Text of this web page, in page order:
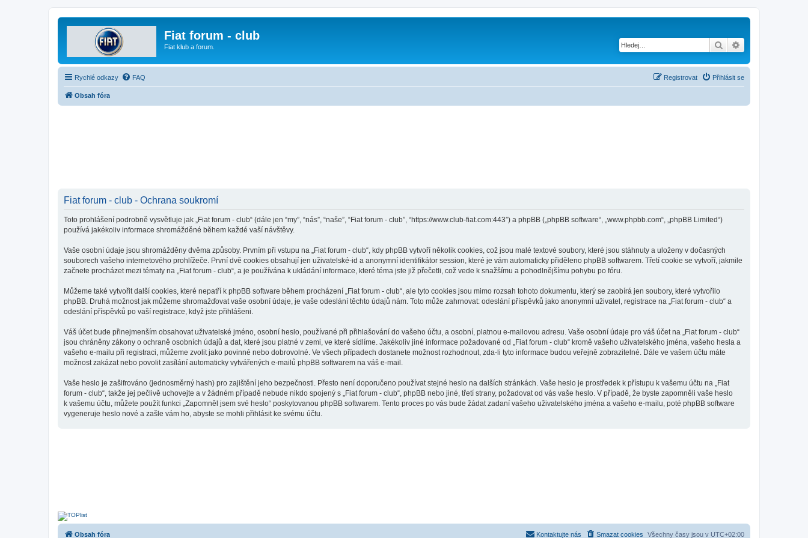
Fiat forum - club
Fiat klub a forum. Hledat
Rychlé odkazy FAQ Přihlásit se
Registrovat
Obsah fóra
Fiat forum - club - Ochrana soukromí
Toto prohlášení podrobně vysvětluje jak „Fiat forum - club“ (dále jen “my”, “nás”, “naše”, “Fiat forum - club”, “https://www.club-fiat.com:443”) a phpBB („phpBB software“, „www.phpbb.com“, „phpBB Limited“)
používá jakékoliv informace shromážděné během každé vaší návštěvy.
Vaše osobní údaje jsou shromážděny dvěma způsoby. Prvním při vstupu na „Fiat forum - club“, kdy phpBB vytvoří několik cookies, což jsou malé textové soubory, které jsou stáhnuty a uloženy v dočasných
souborech vašeho internetového prohlížeče. První dvě cookies obsahují jen uživatelské-id a anonymní identifikátor session, které je vám automaticky přiděleno phpBB softwarem. Třetí cookie se vytvoří, jakmile
začnete procházet mezi tématy na „Fiat forum - club“, a je používána k ukládání informace, které téma jste již přečetli, což vede k snažšímu a pohodlnějšímu pohybu po fóru.
Můžeme také vytvořit další cookies, které nepatří k phpBB software během procházení „Fiat forum - club“, ale tyto cookies jsou mimo rozsah tohoto dokumentu, který se zaobírá jen soubory, které vytvořilo
phpBB. Druhá možnost jak můžeme shromažďovat vaše osobní údaje, je vaše odeslání těchto údajů nám. Toto může zahrnovat: odeslání příspěvků jako anonymní uživatel, registrace na „Fiat forum - club“ a
odeslání příspěvků po vaší registrace, když jste přihlášeni.
Váš účet bude přinejmenším obsahovat uživatelské jméno, osobní heslo, používané při přihlašování do vašeho účtu, a osobní, platnou e-mailovou adresu. Vaše osobní údaje pro váš účet na „Fiat forum - club“
jsou chráněny zákony o ochraně osobních údajů a dat, které jsou platné v zemi, ve které sídlíme. Jakékoliv jiné informace požadované od „Fiat forum - club“ kromě vašeho uživatelského jména, vašeho hesla a
vašeho e-mailu při registraci, můžeme zvolit jako povinné nebo dobrovolné. Ve všech případech dostanete možnost rozhodnout, zda-li tyto informace budou veřejně zobrazitelné. Dále ve vašem účtu máte
možnost zakázat nebo povolit zasílání automaticky vytvářených e-mailů phpBB softwarem na váš e-mail.
Vaše heslo je zašifrováno (jednosměrný hash) pro zajištění jeho bezpečnosti. Přesto není doporučeno používat stejné heslo na dalších stránkách. Vaše heslo je prostředek k přístupu k vašemu účtu na „Fiat
forum - club“, takže jej pečlivě uchovejte a v žádném případě nebude nikdo spojený s „Fiat forum - club“, phpBB nebo jiné, třetí strany, požadovat od vás vaše heslo. V případě, že byste zapomněli vaše heslo
k vašemu účtu, můžete použít funkci „Zapomněl jsem své heslo“ poskytovanou phpBB softwarem. Tento proces po vás bude žádat zadaní vašeho uživatelského jména a vašeho e-mailu, poté phpBB software
vygeneruje heslo nové a zašle vám ho, abyste se mohli přihlásit ke svému účtu.
Obsah fóra Všechny časy jsou v UTC+02:00
Smazat cookies
Kontaktujte nás